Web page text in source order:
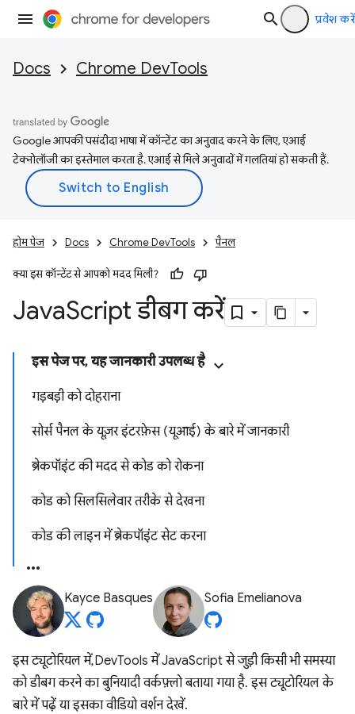
प्रवेश करें
Docs Chrome DevTools
Google आपकी पसंदीदा भाषा में कॉन्टेंट का अनुवाद करने के लिए, एआई
टेक्नोलॉजी का इस्तेमाल करता है. एआई से मिले अनुवादों में गलतियां हो सकती हैं.
होम पेज Docs Chrome DevTools पैनल
क्या इस कॉन्टेंट से आपको मदद मिली?
JavaScript डीबग करें
इस पेज पर, यह जानकारी उपलब्ध है
गड़बड़ी को दोहराना
सोर्स पैनल के यूज़र इंटरफ़ेस (यूआई) के बारे में जानकारी
ब्रेकपॉइंट की मदद से कोड को रोकना
कोड को सिलसिलेवार तरीके से देखना
कोड की लाइन में ब्रेकपॉइंट सेट करना
Kayce Basques Sofia Emelianova
इस ट्यूटोरियल में, DevTools में JavaScript से जुड़ी किसी भी समस्या
को डीबग करने का बुनियादी वर्कफ़्लो बताया गया है. इस ट्यूटोरियल के
बारे में पढ़ें या इसका वीडियो वर्शन देखें.